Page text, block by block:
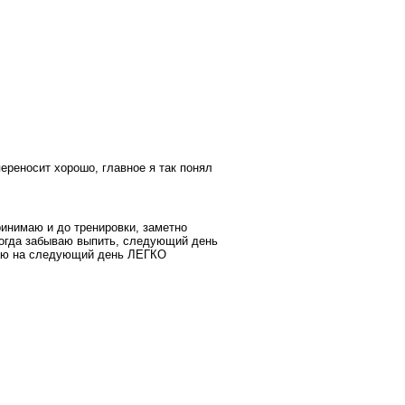
хорошо, главное я так понял
и до тренировки, заметно
забываю выпить, следующий день
на следующий день ЛЕГКО